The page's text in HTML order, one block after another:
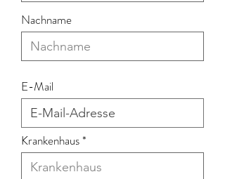
Nachname
E-Mail
Krankenhaus